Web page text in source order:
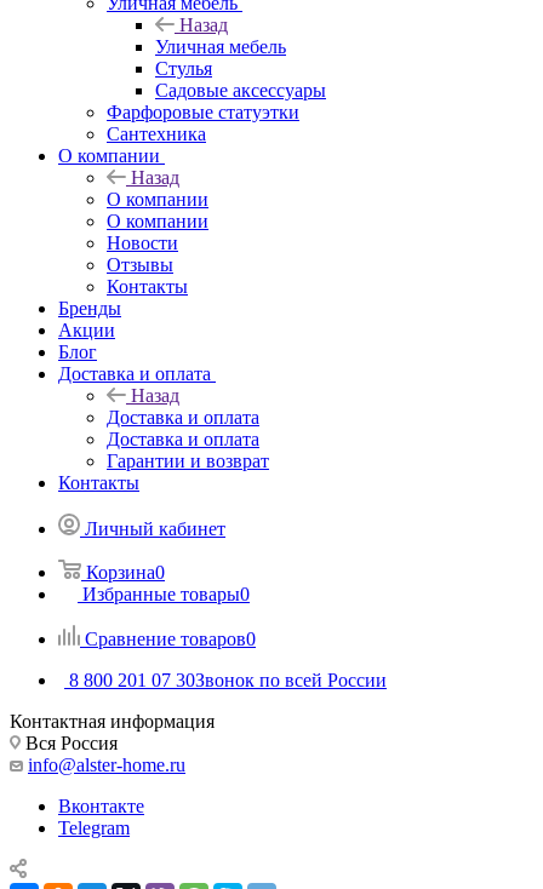
Назад
Уличная мебель
Стулья
Садовые аксессуары
Фарфоровые статуэтки
Сантехника
О компании
Назад
О компании
О компании
Новости
Отзывы
Контакты
Бренды
Акции
Блог
Доставка и оплата
Назад
Доставка и оплата
Доставка и оплата
Гарантии и возврат
Контакты
Личный кабинет
Корзина0
Избранные товары0
Сравнение товаров0
8 800 201 07 30Звонок по всей России
Контактная информация
Вся Россия
info@alster-home.ru
Вконтакте
Telegram